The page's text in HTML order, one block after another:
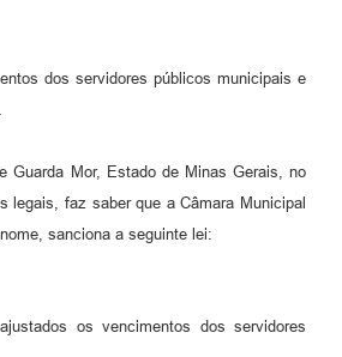
dos servidores públicos municipais e
Guarda Mor, Estado de Minas Gerais, no
legais, faz saber que a Câmara Municipal
sanciona a seguinte lei:
os vencimentos dos servidores